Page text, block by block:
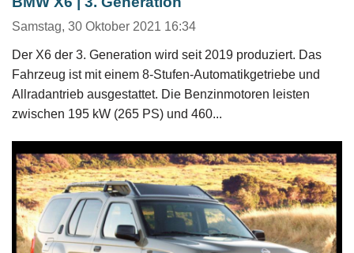
Samstag, 30 Oktober 2021 16:34
Der X6 der 3. Generation wird seit 2019 produziert. Das
Fahrzeug ist mit einem 8-Stufen-Automatikgetriebe und
Allradantrieb ausgestattet. Die Benzinmotoren leisten
zwischen 195 kW (265 PS) und 460...